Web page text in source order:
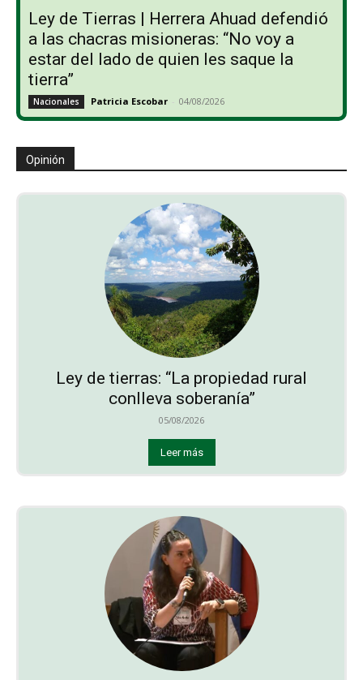
Ley de Tierras | Herrera Ahuad defendió
a las chacras misioneras: “No voy a
estar del lado de quien les saque la
tierra”
Nacionales Patricia Escobar - 04/08/2026
Opinión
Ley de tierras: “La propiedad rural
conlleva soberanía”
05/08/2026
Leer más